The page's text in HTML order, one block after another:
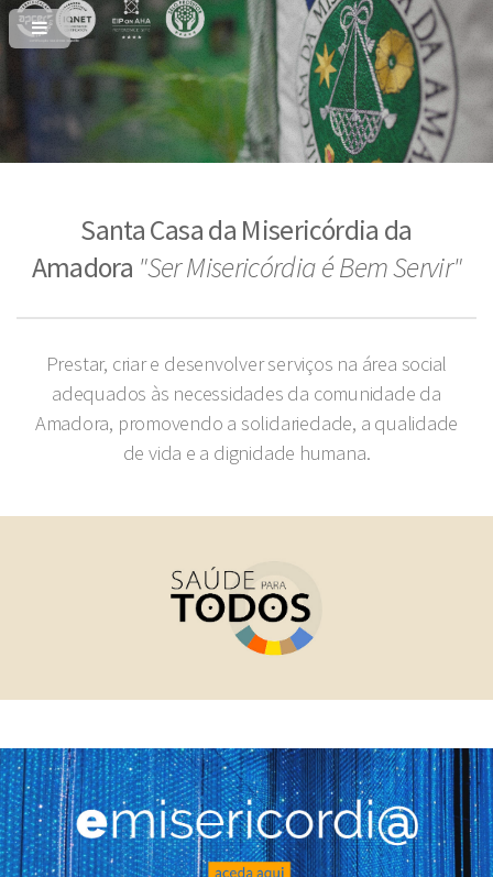
Santa Casa da Misericórdia da
Amadora "Ser Misericórdia é Bem Servir"
Prestar, criar e desenvolver serviços na área social
adequados às necessidades da comunidade da
Amadora, promovendo a solidariedade, a qualidade
de vida e a dignidade humana.